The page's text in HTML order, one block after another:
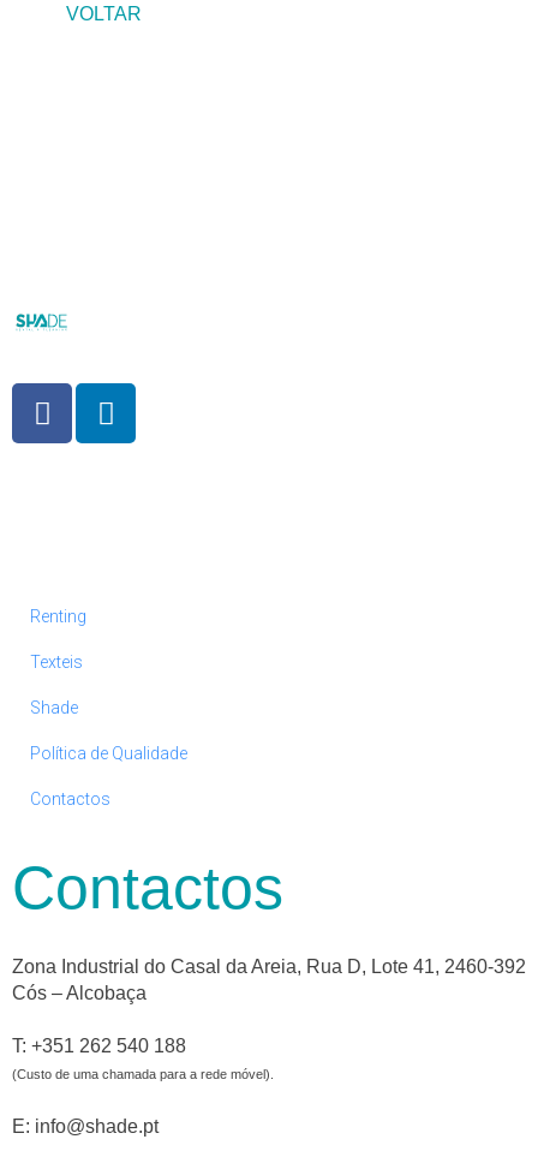
VOLTAR
Renting
Texteis
Shade
Política de Qualidade
Contactos
Contactos
Zona Industrial do Casal da Areia, Rua D, Lote 41, 2460-392
Cós – Alcobaça
T: +351 262 540 188
(Custo de uma chamada para a rede móvel).
E: info@shade.pt